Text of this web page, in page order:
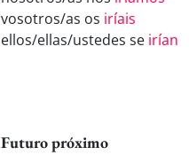
vosotros/as os iríais
ellos/ellas/ustedes se irían
Futuro próximo